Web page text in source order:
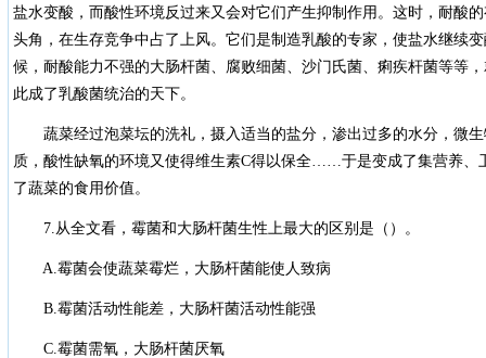
盐水变酸，而酸性环境反过来又会对它们产生抑制作用。这时，耐酸
头角，在生存竞争中占了上风。它们是制造乳酸的专家，使盐水继续
候，耐酸能力不强的大肠杆菌、腐败细菌、沙门氏菌、痢疾杆菌等等
此成了乳酸菌统治的天下。
蔬菜经过泡菜坛的洗礼，摄入适当的盐分，渗出过多的水分，微生
质，酸性缺氧的环境又使得维生素C得以保全……于是变成了集营养、
了蔬菜的食用价值。
7.从全文看，霉菌和大肠杆菌生性上最大的区别是（）。
A.霉菌会使蔬菜霉烂，大肠杆菌能使人致病
B.霉菌活动性能差，大肠杆菌活动性能强
C.霉菌需氧，大肠杆菌厌氧